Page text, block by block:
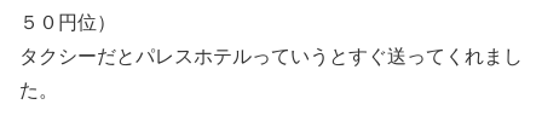
５０円位）
タクシーだとパレスホテルっていうとすぐ送ってくれまし
た。